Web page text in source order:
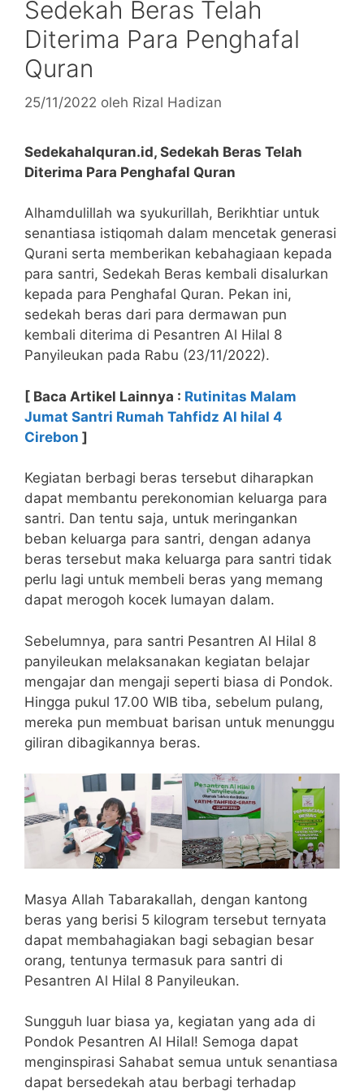
Sedekah Beras Telah
Diterima Para Penghafal
Quran
25/11/2022 oleh Rizal Hadizan
Sedekahalquran.id, Sedekah Beras Telah
Diterima Para Penghafal Quran
Alhamdulillah wa syukurillah, Berikhtiar untuk
senantiasa istiqomah dalam mencetak generasi
Qurani serta memberikan kebahagiaan kepada
para santri, Sedekah Beras kembali disalurkan
kepada para Penghafal Quran. Pekan ini,
sedekah beras dari para dermawan pun
kembali diterima di Pesantren Al Hilal 8
Panyileukan pada Rabu (23/11/2022).
[ Baca Artikel Lainnya : Rutinitas Malam
Jumat Santri Rumah Tahfidz Al hilal 4
Cirebon ]
Kegiatan berbagi beras tersebut diharapkan
dapat membantu perekonomian keluarga para
santri. Dan tentu saja, untuk meringankan
beban keluarga para santri, dengan adanya
beras tersebut maka keluarga para santri tidak
perlu lagi untuk membeli beras yang memang
dapat merogoh kocek lumayan dalam.
Sebelumnya, para santri Pesantren Al Hilal 8
panyileukan melaksanakan kegiatan belajar
mengajar dan mengaji seperti biasa di Pondok.
Hingga pukul 17.00 WIB tiba, sebelum pulang,
mereka pun membuat barisan untuk menunggu
giliran dibagikannya beras.
Masya Allah Tabarakallah, dengan kantong
beras yang berisi 5 kilogram tersebut ternyata
dapat membahagiakan bagi sebagian besar
orang, tentunya termasuk para santri di
Pesantren Al Hilal 8 Panyileukan.
Sungguh luar biasa ya, kegiatan yang ada di
Pondok Pesantren Al Hilal! Semoga dapat
menginspirasi Sahabat semua untuk senantiasa
dapat bersedekah atau berbagi terhadap